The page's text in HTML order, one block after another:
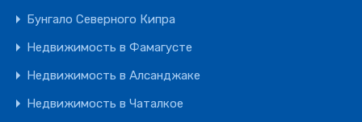
Бунгало Северного Кипра
Недвижимость в Фамагусте
Недвижимость в Алсанджаке
Недвижимость в Чаталкое